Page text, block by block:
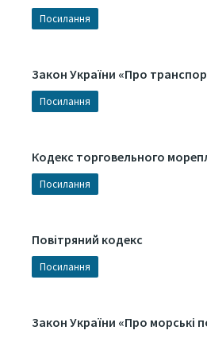
Посилання
Закон України «Про
Посилання
Кодекс торговельного
Посилання
Повітряний кодекс
Посилання
Закон України «Про морські